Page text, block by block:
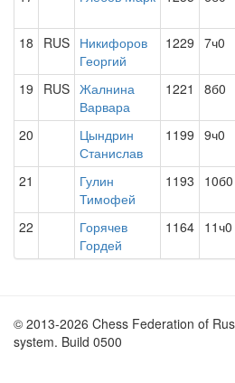
18 RUS Никифоров
Георгий
1229 7ч0
19 RUS Жалнина
Варвара
1221 8б0
20
Цындрин
Станислав
1199 9ч0
21
Гулин
Тимофей
1193 10б0
22
Горячев
Гордей
1164 11ч0
© 2013-2026 Chess Federation of
system. Build 0500